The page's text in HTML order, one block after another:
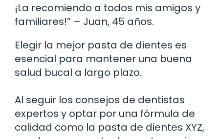
¡La recomiendo a todos mis amigos y
familiares!” – Juan, 45 años.
Elegir la mejor pasta de dientes es
esencial para mantener una buena
salud bucal a largo plazo.
Al seguir los consejos de dentistas
expertos y optar por una fórmula de
calidad como la pasta de dientes XYZ,